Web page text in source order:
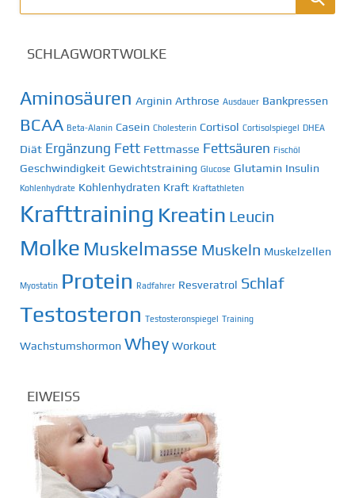
SCHLAGWORTWOLKE
Aminosäuren Arginin Arthrose Ausdauer Bankpressen
BCAA Beta-Alanin Casein Cholesterin Cortisol Cortisolspiegel DHEA
Diät Ergänzung Fett Fettmasse Fettsäuren Fischöl
Geschwindigkeit Gewichtstraining Glucose Glutamin Insulin
Kohlenhydrate Kohlenhydraten Kraft Kraftathleten
Krafttraining Kreatin Leucin
Molke Muskelmasse Muskeln Muskelzellen
Myostatin Protein Radfahrer Resveratrol Schlaf
Testosteron Testosteronspiegel Training
Wachstumshormon Whey Workout
EIWEISS